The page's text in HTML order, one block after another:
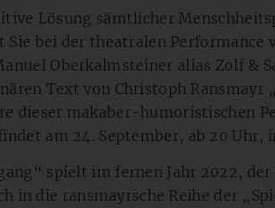
Lösung sämtlicher
Sie bei der theatralen Performance
Oberkalmsteiner alias Zolf &
Text von Christoph Ransmayr
dieser makaber-humoristischen
am 24. September, ab 20 Uhr,
spielt im fernen Jahr 2022,
in die ransmayrsche Reihe der